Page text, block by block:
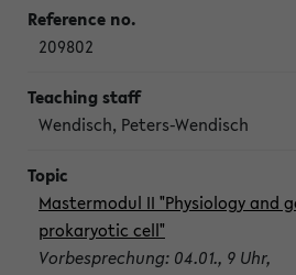
209802
Wendisch, Peters-Wendisch
Mastermodul II "Physiology and
prokaryotic cell"
Vorbesprechung: 04.01., 9 Uhr,